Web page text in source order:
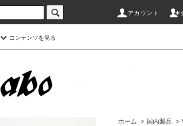
アカウント
コンテンツを見る
ホーム > 国内製品 >